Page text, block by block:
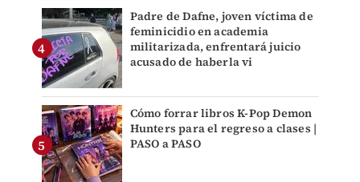
Padre de Dafne, joven víctima de
feminicidio en academia
militarizada, enfrentará juicio
acusado de haberla vi
Cómo forrar libros K-Pop Demon
Hunters para el regreso a clases |
PASO a PASO